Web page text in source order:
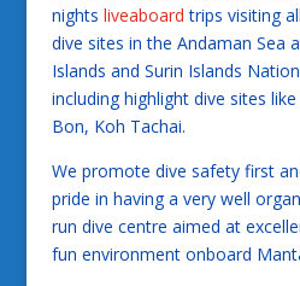
nights liveaboard trips visiting
dive sites in the Andaman Sea
Islands and Surin Islands
including highlight dive sites
Bon, Koh Tachai.
We promote dive safety first
pride in having a very well
run dive centre aimed at
fun environment onboard